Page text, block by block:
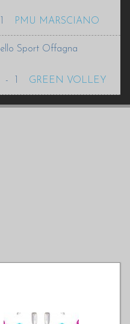
1 PMU MARSCIANO
Sport Offagna
- 1 GREEN VOLLEY